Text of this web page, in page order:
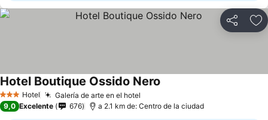
Compartir
3 Estrellas
Hotel Galería de arte en el hotel
Hotel Boutique Ossido Nero
9,0 Excelente 676 a 2.1 km de: Centro de la ciudad